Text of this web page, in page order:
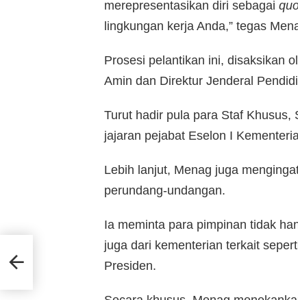
merepresentasikan diri sebagai
lingkungan kerja Anda,” tegas
Prosesi pelantikan ini, disaksikan
Amin dan Direktur Jenderal
Turut hadir pula para Staf Khusus,
jajaran pejabat Eselon I
Lebih lanjut, Menag juga
perundang-undangan.
Ia meminta para pimpinan tidak
juga dari kementerian terkait
Presiden.